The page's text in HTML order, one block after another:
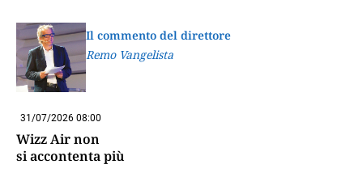
Il commento del direttore
Remo Vangelista
31/07/2026 08:00
Wizz Air non
si accontenta più